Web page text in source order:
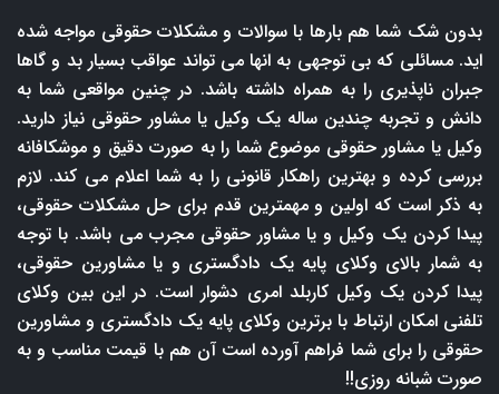
بدون شک شما هم بارها با سوالات و مشکلات حقوقی مواجه شده
اید. مسائلی که بی توجهی به انها می تواند عواقب بسیار بد و گاها
جبران ناپذیری را به همراه داشته باشد. در چنین مواقعی شما به
دانش و تجربه چندین ساله یک وکیل یا مشاور حقوقی نیاز دارید.
وکیل یا مشاور حقوقی موضوع شما را به صورت دقیق و موشکافانه
بررسی کرده و بهترین راهکار قانونی را به شما اعلام می کند. لازم
به ذکر است که اولین و مهمترین قدم برای حل مشکلات حقوقی،
پیدا کردن یک وکیل و یا مشاور حقوقی مجرب می باشد. با توجه
به شمار بالای وکلای پایه یک دادگستری و یا مشاورین حقوقی،
پیدا کردن یک وکیل کاربلد امری دشوار است. در این بین وکلای
تلفنی امکان ارتباط با برترین وکلای پایه یک دادگستری و مشاورین
حقوقی را برای شما فراهم آورده است آن هم با قیمت مناسب و به
صورت شبانه روزی!!